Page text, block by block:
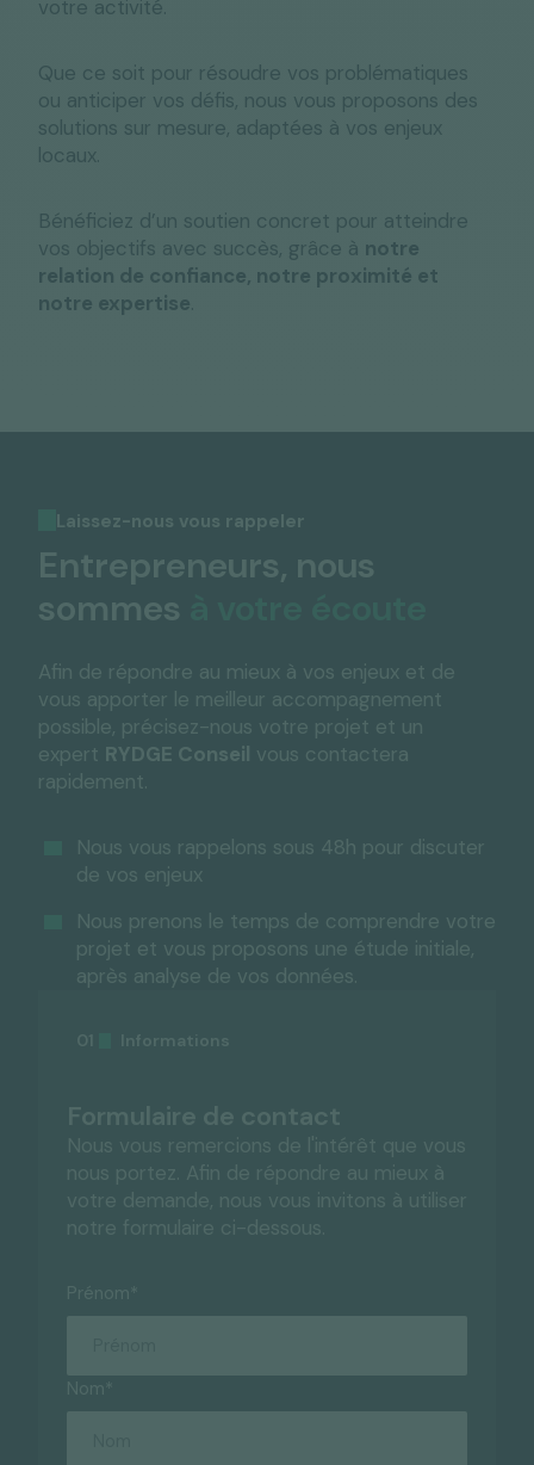
votre activité.
Que ce soit pour résoudre vos problématiques
ou anticiper vos défis, nous vous proposons des
solutions sur mesure, adaptées à vos enjeux
locaux.
Bénéficiez d’un soutien concret pour atteindre
vos objectifs avec succès, grâce à notre
relation de confiance, notre proximité et
notre expertise
Laissez-nous vous rappeler
Entrepreneurs, nous
sommes
Afin de répondre au mieux à vos enjeux et de
vous apporter le meilleur accompagnement
possible, précisez-nous votre projet et un
expert RYDGE Conseil vous contactera
rapidement.
Nous vous rappelons sous 48h pour discuter
de vos enjeux
Nous prenons le temps de comprendre votre
projet et vous proposons une étude initiale,
après analyse de vos données.